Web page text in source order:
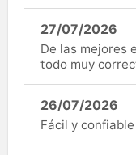
27/07/2026
De las mejores
todo muy
26/07/2026
Fácil y confiable